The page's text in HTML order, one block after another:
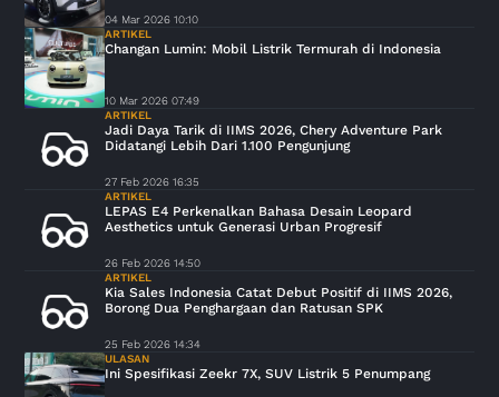
04 Mar 2026 10:10
ARTIKEL
Changan Lumin: Mobil Listrik Termurah di Indonesia
10 Mar 2026 07:49
ARTIKEL
Jadi Daya Tarik di IIMS 2026, Chery Adventure Park
Didatangi Lebih Dari 1.100 Pengunjung
27 Feb 2026 16:35
ARTIKEL
LEPAS E4 Perkenalkan Bahasa Desain Leopard
Aesthetics untuk Generasi Urban Progresif
26 Feb 2026 14:50
ARTIKEL
Kia Sales Indonesia Catat Debut Positif di IIMS 2026,
Borong Dua Penghargaan dan Ratusan SPK
25 Feb 2026 14:34
ULASAN
Ini Spesifikasi Zeekr 7X, SUV Listrik 5 Penumpang